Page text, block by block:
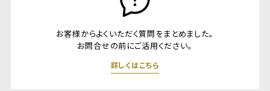
お客様からよくいただく質問をまとめました。
お問合せの前にご活用ください。
詳しくはこちら